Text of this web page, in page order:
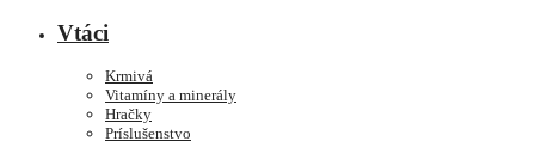
Vtáci
Krmivá
Vitamíny a minerály
Hračky
Príslušenstvo